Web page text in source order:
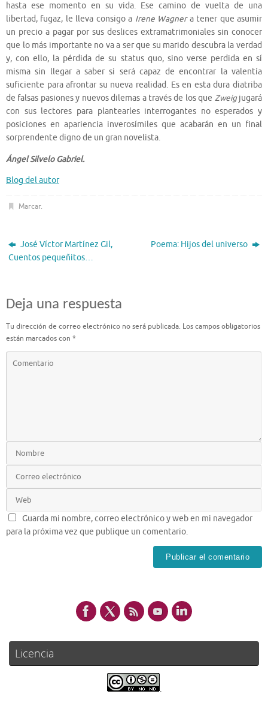
hasta ese momento en su vida. Ese camino de vuelta de una
libertad, fugaz, le lleva consigo a Irene Wagnera tener que asumir
un precio a pagar por sus deslices extramatrimoniales sin conocer
que lo más importante no va a ser que su marido descubra la verdad
y, con ello, la pérdida de su status quo, sino verse perdida en sí
misma sin llegar a saber si será capaz de encontrar la valentía
suficiente para afrontar su nueva realidad. Es en esta dura diatriba
de falsas pasiones y nuevos dilemas a través de los que Zweigjugará
con sus lectores para plantearles interrogantes no esperados y
posiciones en apariencia inverosímiles que acabarán en un final
sorprendente digno de un gran novelista.
Ángel Silvelo Gabriel.
Blog del autor
Marcar.
José Víctor Martínez Gil,
Cuentos pequeñitos…
Poema: Hijos del universo
Deja una respuesta
Tu dirección de correo electrónico no será publicada. Los campos obligatorios
están marcados con *
Guarda mi nombre, correo electrónico y web en mi navegador
para la próxima vez que publique un comentario.
Licencia
.